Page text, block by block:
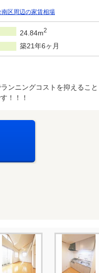
区周辺の家賃相場
24.84m2
築21年6ヶ月
ンニングコストを抑えること
！！！